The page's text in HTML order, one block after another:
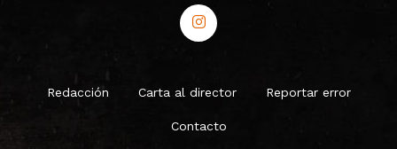
Redacción Carta al director Reportar error
Contacto